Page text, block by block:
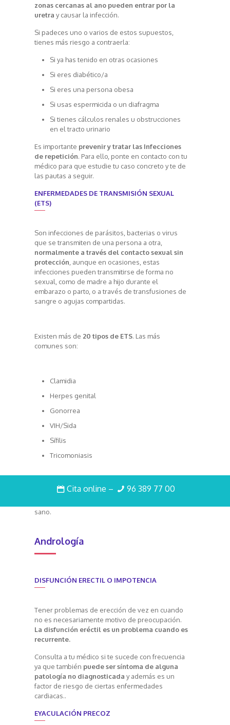
zonas cercanas al ano pueden entrar por la
uretra y causar la infección.
Si padeces uno o varios de estos supuestos,
tienes más riesgo a contraerla:
Si ya has tenido en otras ocasiones
Si eres diabético/a
Si eres una persona obesa
Si usas espermicida o un diafragma
Si tienes cálculos renales u obstrucciones
en el tracto urinario
Es importante prevenir y tratar las Infecciones
de repetición. Para ello, ponte en contacto con tu
médico para que estudie tu caso concreto y te de
las pautas a seguir.
ENFERMEDADES DE TRANSMISIÓN SEXUAL
(ETS)
Son infecciones de parásitos, bacterias o virus
que se transmiten de una persona a otra,
normalmente a través del contacto sexual sin
protección, aunque en ocasiones, estas
infecciones pueden transmitirse de forma no
sexual, como de madre a hijo durante el
embarazo o parto, o a través de transfusiones de
sangre o agujas compartidas.
Existen más de 20 tipos de ETS. Las más
comunes son:
Clamidia
Herpes genital
Gonorrea
VIH/Sida
Sífilis
Tricomoniasis
que visites a tu médico antes de comenzar la
sano.
Andrología
DISFUNCIÓN ERECTIL O IMPOTENCIA
Tener problemas de erección de vez en cuando
no es necesariamente motivo de preocupación.
La disfunción eréctil es un problema cuando es
recurrente.
Consulta a tu médico si te sucede con frecuencia
ya que también puede sersíntoma de alguna
patología no diagnosticada y además es un
factor de riesgo de ciertas enfermedades
cardiacas..
EYACULACIÓN PRECOZ
Cita online – 96 389 77 00